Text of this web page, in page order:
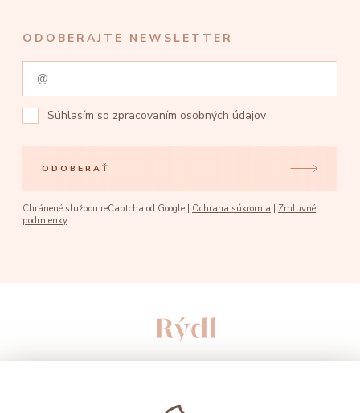
ODOBERAJTE NEWSLETTER
Súhlasím so zpracovaním osobných údajov
ODOBERAŤ
Chránené službou reCaptcha od Google | Ochrana súkromia | Zmluvné
podmienky